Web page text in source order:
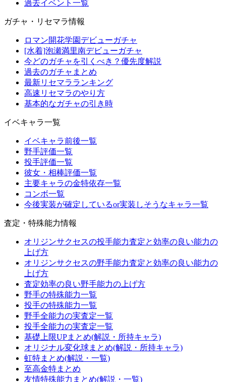
過去イベント一覧
ガチャ・リセマラ情報
ロマン開花学園デビューガチャ
[水着]泡瀬満里南デビューガチャ
今どのガチャを引くべき？優先度解説
過去のガチャまとめ
最新リセマラランキング
高速リセマラのやり方
基本的なガチャの引き時
イベキャラ一覧
イベキャラ前後一覧
野手評価一覧
投手評価一覧
彼女・相棒評価一覧
主要キャラの金特依存一覧
コンボ一覧
今後実装が確定しているor実装しそうなキャラ一覧
査定・特殊能力情報
オリジンサクセスの投手能力査定と効率の良い能力の
上げ方
オリジンサクセスの野手能力査定と効率の良い能力の
上げ方
査定効率の良い野手能力の上げ方
野手の特殊能力一覧
投手の特殊能力一覧
野手全能力の実査定一覧
投手全能力の実査定一覧
基礎上限UPまとめ(解説・所持キャラ)
オリジナル変化球まとめ(解説・所持キャラ)
虹特まとめ(解説・一覧)
至高金特まとめ
友情特殊能力まとめ(解説・一覧)